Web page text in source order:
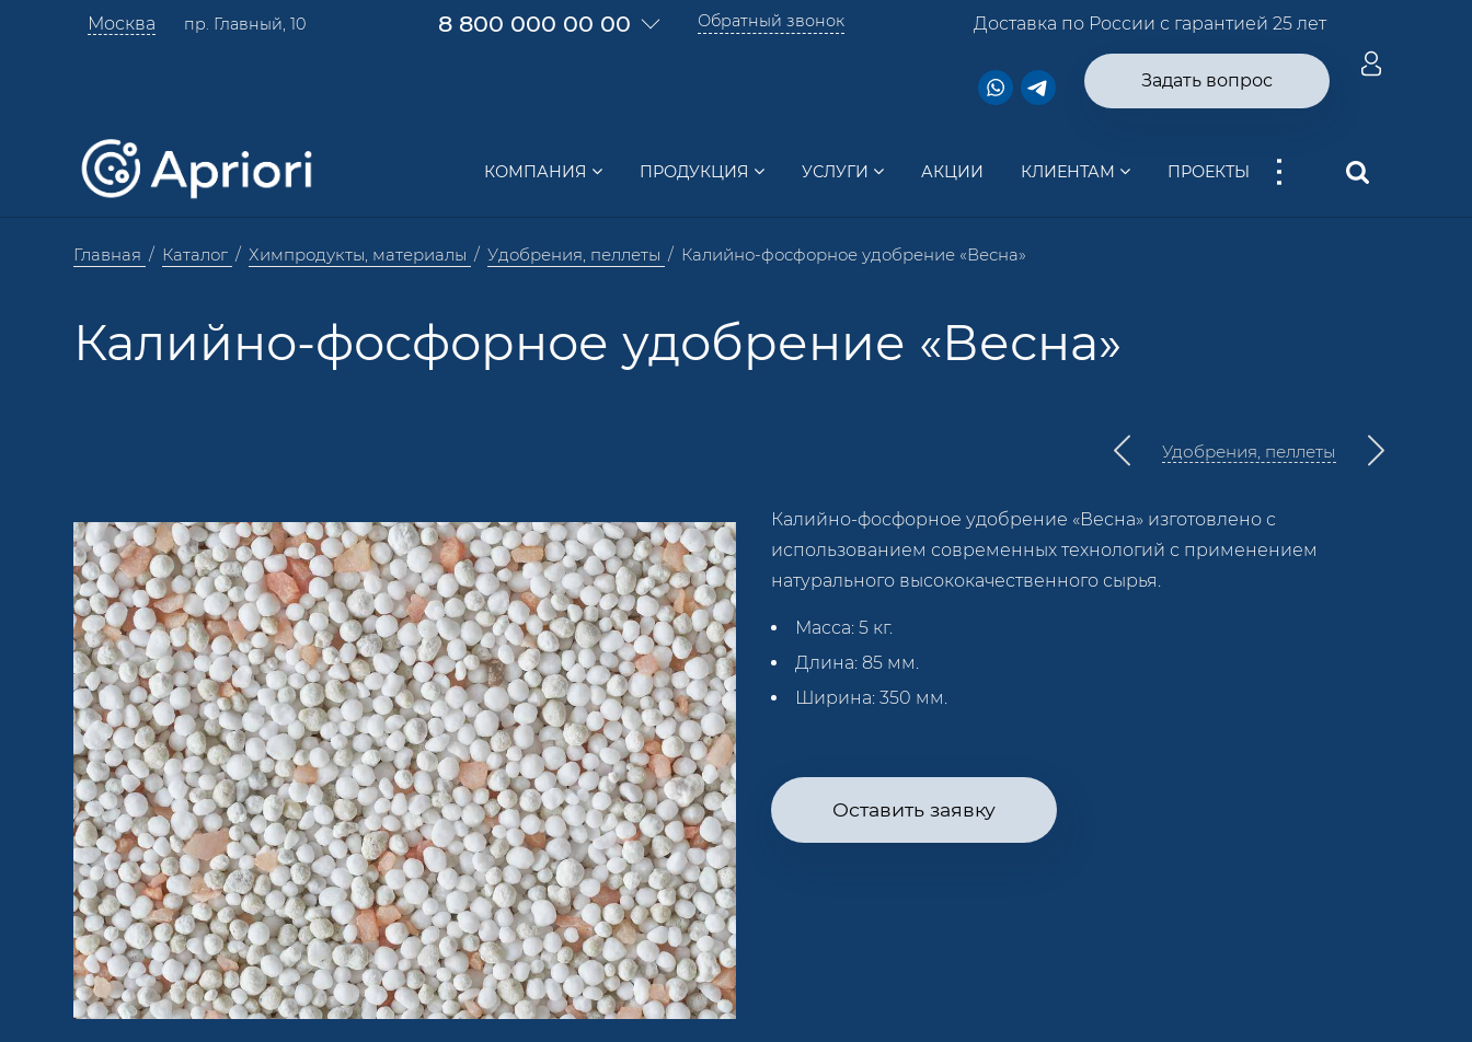
Москва пр. Главный, 10 8 800 000 00 00 Обратный звонок Доставка по России с гарантией 25 лет
Задать вопрос
КОМПАНИЯ ПРОДУКЦИЯ УСЛУГИ АКЦИИ КЛИЕНТАМ ПРОЕКТЫ ...
Главная Каталог Химпродукты, материалы Удобрения, пеллеты Калийно-фосфорное удобрение «Весна»
Калийно-фосфорное удобрение «Весна»
Удобрения, пеллеты
Калийно-фосфорное удобрение «Весна» изготовлено с
использованием современных технологий с применением
натурального высококачественного сырья.
Масса: 5 кг.
Длина: 85 мм.
Ширина: 350 мм.
Оставить заявку